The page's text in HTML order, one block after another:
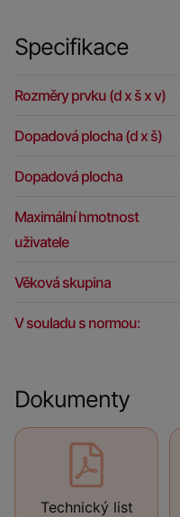
Specifikace
Rozměry prvku (d x š x v)
Dopadová plocha (d x š)
Dopadová plocha
Maximální hmotnost
uživatele
Věková skupina
V souladu s normou:
Dokumenty
Technický list